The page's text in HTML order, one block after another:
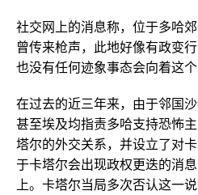
社交网上的消息称，位于多哈
曾传来枪声，此地好像有政变
也没有任何迹象事态会向着这个
在过去的近三年来，由于邻国
甚至埃及均指责多哈支持恐怖
塔尔的外交关系，并设立了对
于卡塔尔会出现政权更迭的消
上。卡塔尔当局多次否认这一